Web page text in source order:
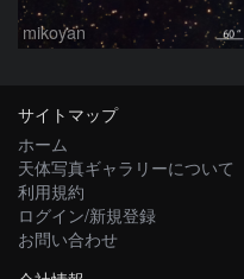
mikoyan
サイトマップ
ホーム
天体写真ギャラリーについて
利用規約
ログイン/新規登録
お問い合わせ